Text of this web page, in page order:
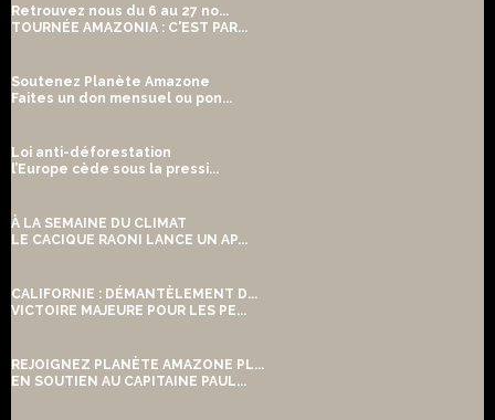
Retrouvez nous du 6 au 27 no...
TOURNÉE AMAZONIA : C'EST PAR...
Soutenez Planète Amazone
Faites un don mensuel ou pon...
Loi anti-déforestation
l’Europe cède sous la pressi...
À LA SEMAINE DU CLIMAT
LE CACIQUE RAONI LANCE UN AP...
CALIFORNIE : DÉMANTÈLEMENT D...
VICTOIRE MAJEURE POUR LES PE...
REJOIGNEZ PLANÈTE AMAZONE PL...
EN SOUTIEN AU CAPITAINE PAUL...